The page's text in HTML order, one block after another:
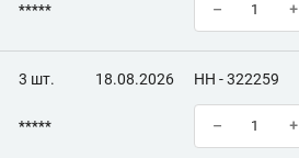
***** – +
3 шт. 18.08.2026 НН - 322259
***** – +